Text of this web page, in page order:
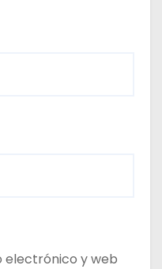
electrónico y web